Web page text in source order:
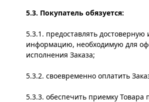
5.3. Покупатель обязуется:
5.3.1. предоставлять достоверную
информацию, необходимую для
исполнения Заказа;
5.3.2. своевременно оплатить
5.3.3. обеспечить приемку Товара